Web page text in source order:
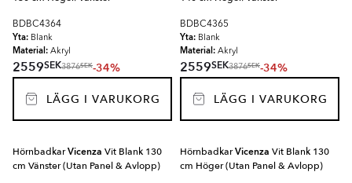
BDBC4364
Yta: Blank
Material: Akryl
2559SEK3876SEK-34%
LÄGG I VARUKORG
BDBC4365
Yta: Blank
Material: Akryl
2559SEK3876SEK-34%
LÄGG I VARUKORG
HörnbadkarVicenza Vit Blank 130
cm Vänster (Utan Panel & Avlopp)
HörnbadkarVicenza Vit Blank 130
cm Höger (Utan Panel & Avlopp)